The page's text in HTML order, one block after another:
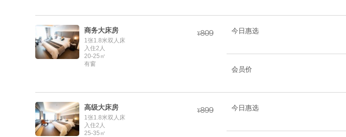
商务大床房
1张1.8米双人床
入住2人
20-25㎡
有窗
¥ 今日惠选
会员价
高级大床房
1张1.8米双人床
入住2人
25-35㎡
¥ 今日惠选